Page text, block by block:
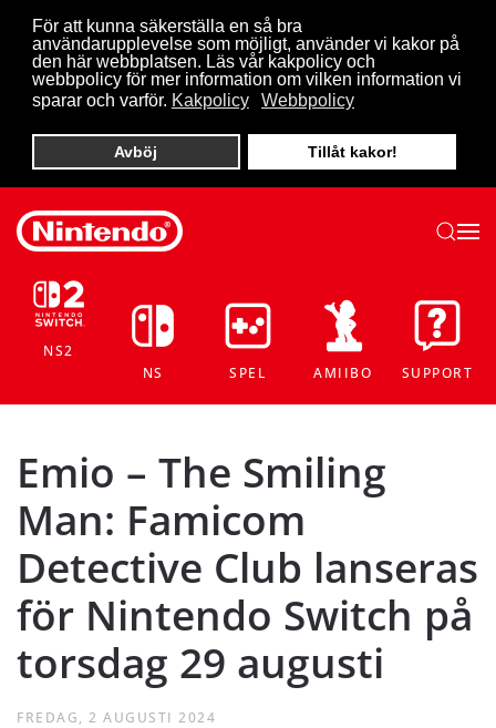
För att kunna säkerställa en så bra
användarupplevelse som möjligt, använder vi kakor på
den här webbplatsen. Läs vår kakpolicy och
webbpolicy för mer information om vilken information vi
sparar och varför. Kakpolicy Webbpolicy
Avböj Tillåt kakor!
Skip to main content
NS2
NS
SPEL AMIIBO SUPPORT
Emio – The Smiling
Man: Famicom
Detective Club lanseras
för Nintendo Switch på
torsdag 29 augusti
FREDAG, 2 AUGUSTI 2024